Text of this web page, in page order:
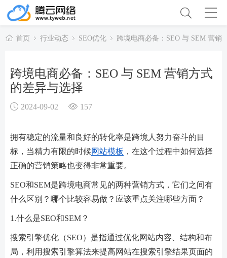
首页 行业动态 SEO优化 跨境电商必备：SEO 与 SEM 营销
跨境电商必备：SEO 与 SEM 营销方式
的差异与选择
2024-09-02 157
拥有稳定的流量和良好的转化率是跨境人努力奋斗的目
标，当精力有限的时候网站模板
，在这个过程中如何选择
正确的营销策略也变得非常重要。
SEO和SEM是跨境电商常见的两种营销方式，它们之间有
什么区别？哪个比较容易做？应该重点关注哪些方面？
1.什么是SEO和SEM？
搜索引擎优化（SEO）是指通过优化网站内容、结构和布
局，利用搜索引擎算法来提高网站在搜索引擎结果页面的